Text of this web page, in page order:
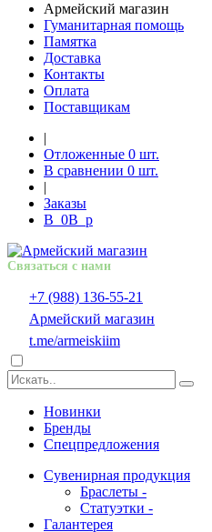
Армейский магазин
Гуманитарная помощь
Памятка
Доставка
Контакты
Оплата
Поставщикам
|
Отложенные 0 шт.
В сравнении 0 шт.
|
Заказы
В 0В p
Связаться с нами
+7 (988) 136-55-21
Армейский магазин
t.me/armeiskiim
Новинки
Бренды
Спецпредложения
Сувенирная продукция
Браслеты -
Статуэтки -
Галантерея